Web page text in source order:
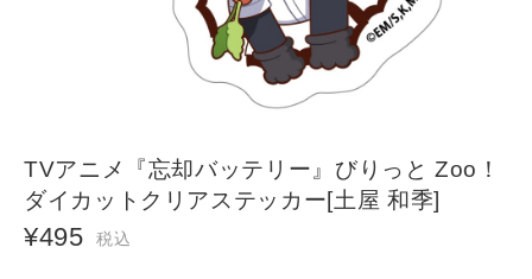
TVアニメ『忘却バッテリー』びりっと Zoo！
ダイカットクリアステッカー[土屋 和季]
¥495 税込